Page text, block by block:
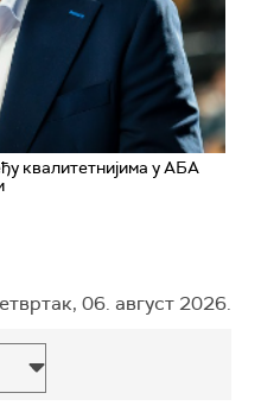
квалитетнијима у АБА
06. август 2026.